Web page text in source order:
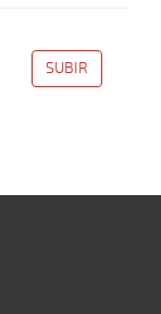
SUBIR